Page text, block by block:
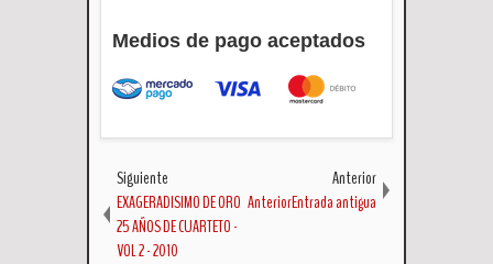
Medios de pago aceptados
Siguiente
EXAGERADISIMO DE ORO
25 AÑOS DE CUARTETO -
VOL 2 - 2010
Anterior
AnteriorEntrada antigua